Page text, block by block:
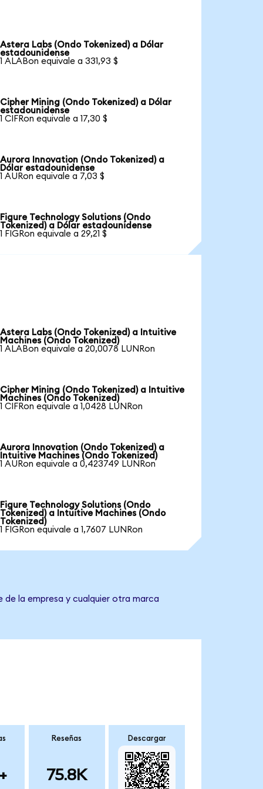
Astera Labs (Ondo Tokenized) a Dólar
estadounidense
1 ALABon equivale a 331,93 $
Cipher Mining (Ondo Tokenized) a Dólar
estadounidense
1 CIFRon equivale a 17,30 $
Aurora Innovation (Ondo Tokenized) a
Dólar estadounidense
1 AURon equivale a 7,03 $
Figure Technology Solutions (Ondo
Tokenized) a Dólar estadounidense
1 FIGRon equivale a 29,21 $
Astera Labs (Ondo Tokenized) a Intuitive
Machines (Ondo Tokenized)
1 ALABon equivale a 20,0078 LUNRon
Cipher Mining (Ondo Tokenized) a Intuitive
Machines (Ondo Tokenized)
1 CIFRon equivale a 1,0428 LUNRon
Aurora Innovation (Ondo Tokenized) a
Intuitive Machines (Ondo Tokenized)
1 AURon equivale a 0,423749 LUNRon
Figure Technology Solutions (Ondo
Tokenized) a Intuitive Machines (Ondo
Tokenized)
1 FIGRon equivale a 1,7607 LUNRon
la empresa y cualquier otra marca
Reseñas
75.8K
Descargar